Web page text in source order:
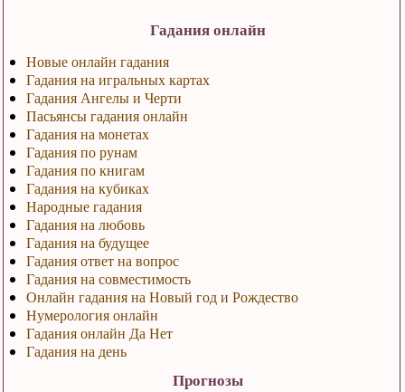
Гадания онлайн
Новые онлайн гадания
Гадания на игральных картах
Гадания Ангелы и Черти
Пасьянсы гадания онлайн
Гадания на монетах
Гадания по рунам
Гадания по книгам
Гадания на кубиках
Народные гадания
Гадания на любовь
Гадания на будущее
Гадания ответ на вопрос
Гадания на совместимость
Онлайн гадания на Новый год и Рождество
Нумерология онлайн
Гадания онлайн Да Нет
Гадания на день
Прогнозы